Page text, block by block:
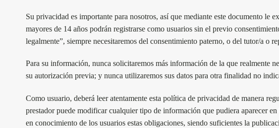
Su privacidad es importante para nosotros, así que mediante este documento
mayores de 14 años podrán registrarse como usuarios sin el previo
legalmente”, siempre necesitaremos del consentimiento paterno, o del tutor/a o
Para su información, nunca solicitaremos más información de la que realmente
su autorización previa; y nunca utilizaremos sus datos para otra finalidad no
Como usuario, deberá leer atentamente esta política de privacidad de manera
prestador puede modificar cualquier tipo de información que pudiera aparecer
en conocimiento de los usuarios estas obligaciones, siendo suficientes la